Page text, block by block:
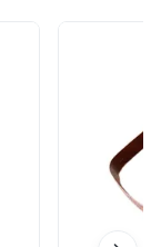
AC380V,